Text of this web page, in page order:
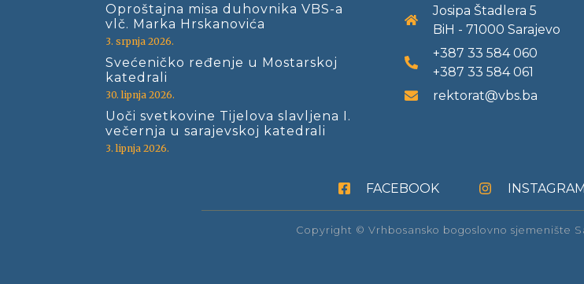
Oproštajna misa duhovnika VBS-a
vlč. Marka Hrskanovića
3. srpnja 2026.
Svećeničko ređenje u Mostarskoj
katedrali
30. lipnja 2026.
Uoči svetkovine Tijelova slavljena I.
večernja u sarajevskoj katedrali
3. lipnja 2026.
Josipa Štadlera 5
BiH - 71000 Sarajevo
+387 33 584 060
+387 33 584 061
rektorat@vbs.ba
FACEBOOK INSTAGRAM
Copyright © Vrhbosansko bogoslovno sjemenište